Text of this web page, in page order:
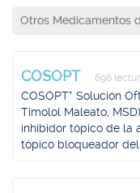
Otros Medicamentos
COSOPT 696
COSOPT* Solución
Timolol Maleato,
inhibidor tópico de la
tópico bloqueador